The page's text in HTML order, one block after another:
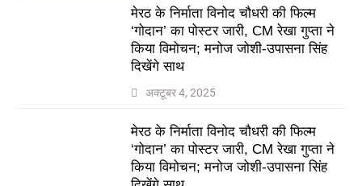
मेरठ के निर्माता विनोद चौधरी की फिल्म
‘गोदान’ का पोस्टर जारी, CM रेखा गुप्ता ने
किया विमोचन; मनोज जोशी-उपासना सिंह
दिखेंगे साथ
अक्टूबर 4, 2025
मेरठ के निर्माता विनोद चौधरी की फिल्म
‘गोदान’ का पोस्टर जारी, CM रेखा गुप्ता ने
किया विमोचन; मनोज जोशी-उपासना सिंह